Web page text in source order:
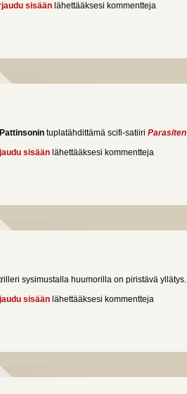
The Black Hole
sisään lähettääksesi kommentteja
tuplatähdittämä scifi-satiiri Parasiten
Mickey 17
sisään lähettääksesi kommentteja
sysimustalla huumorilla on piristävä yllätys.
Companion
sisään lähettääksesi kommentteja